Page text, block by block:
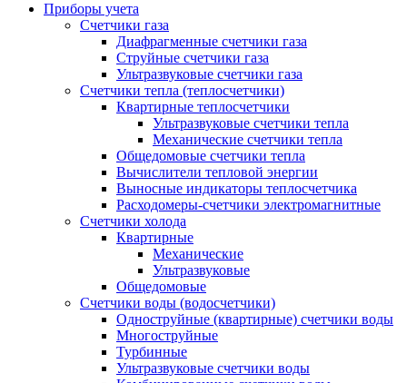
Приборы учета
Счетчики газа
Диафрагменные счетчики газа
Струйные счетчики газа
Ультразвуковые счетчики газа
Счетчики тепла (теплосчетчики)
Квартирные теплосчетчики
Ультразвуковые счетчики тепла
Механические счетчики тепла
Общедомовые счетчики тепла
Вычислители тепловой энергии
Выносные индикаторы теплосчетчика
Расходомеры-счетчики электромагнитные
Счетчики холода
Квартирные
Механические
Ультразвуковые
Общедомовые
Счетчики воды (водосчетчики)
Одноструйные (квартирные) счетчики воды
Многоструйные
Турбинные
Ультразвуковые счетчики воды